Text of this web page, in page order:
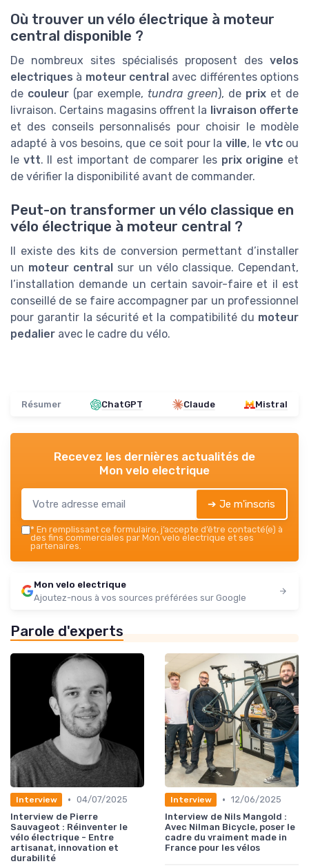
Où trouver un vélo électrique à moteur
central disponible ?
De nombreux sites spécialisés proposent des velos
electriques à moteur central avec différentes options
de couleur (par exemple, tundra green), de prixet de
livraison. Certains magasins offrent la livraison offerte
et des conseils personnalisés pour choisir le modèle
adapté à vos besoins, que ce soit pour la ville, le vtcou
le vtt. Il est important de comparer les prix origine et
de vérifier la disponibilité avant de commander.
Peut-on transformer un vélo classique en
vélo électrique à moteur central ?
Il existe des kits de conversion permettant d’installer
un moteur central
sur un vélo classique. Cependant,
l’installation demande un certain savoir-faire et il est
conseillé de se faire accompagner par un professionnel
pour garantir la sécurité et la compatibilité du moteur
pedalier avec le cadre du vélo.
Résumer ChatGPT Claude Mistral
Recevez les dernières actualités de
Mon velo electrique
➔ Je m'inscris
* En remplissant ce formulaire, j’accepte d’être contacté(e) à
des fins commerciales par Mon velo electrique et ses
partenaires.
Mon velo electrique
Ajoutez-nous à vos sources préférées sur Google
Parole d'experts
Interview • 04/07/2025
Interview de Pierre
Sauvageot : Réinventer le
vélo électrique - Entre
artisanat, innovation et
durabilité
Interview • 12/06/2025
Interview de Nils Mangold :
Avec Nilman Bicycle, poser le
cadre du vraiment made in
France pour les vélos